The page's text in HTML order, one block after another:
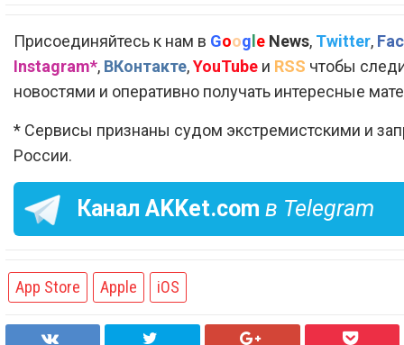
Присоединяйтесь к нам в Goog e News, Twitter,
Instagram*, ВКонтакте,YouTube и RSS чтобы
новостями и оперативно получать интересные
* Сервисы признаны судом экстремистскими и
России.
Канал AKKet.com в Telegram
App Store Apple iOS